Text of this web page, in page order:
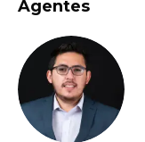
Agentes